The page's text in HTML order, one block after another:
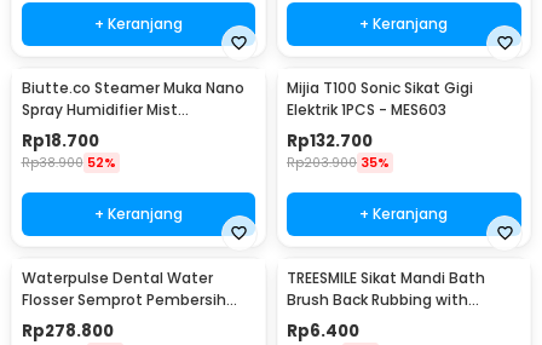
+ Keranjang + Keranjang
Biutte.co Steamer Muka Nano
Spray Humidifier Mist
Atomization - L-2
Rp18.700
Rp38.900 52%
+ Keranjang
Mijia T100 Sonic Sikat Gigi
Elektrik 1PCS - MES603
Rp132.700
Rp203.900 35%
+ Keranjang
Waterpulse Dental Water
Flosser Semprot Pembersih
Gigi 3 Mode 200ml - V500
Rp278.800
TREESMILE Sikat Mandi Bath
Brush Back Rubbing with
Shower Puff - LF730
Rp6.400